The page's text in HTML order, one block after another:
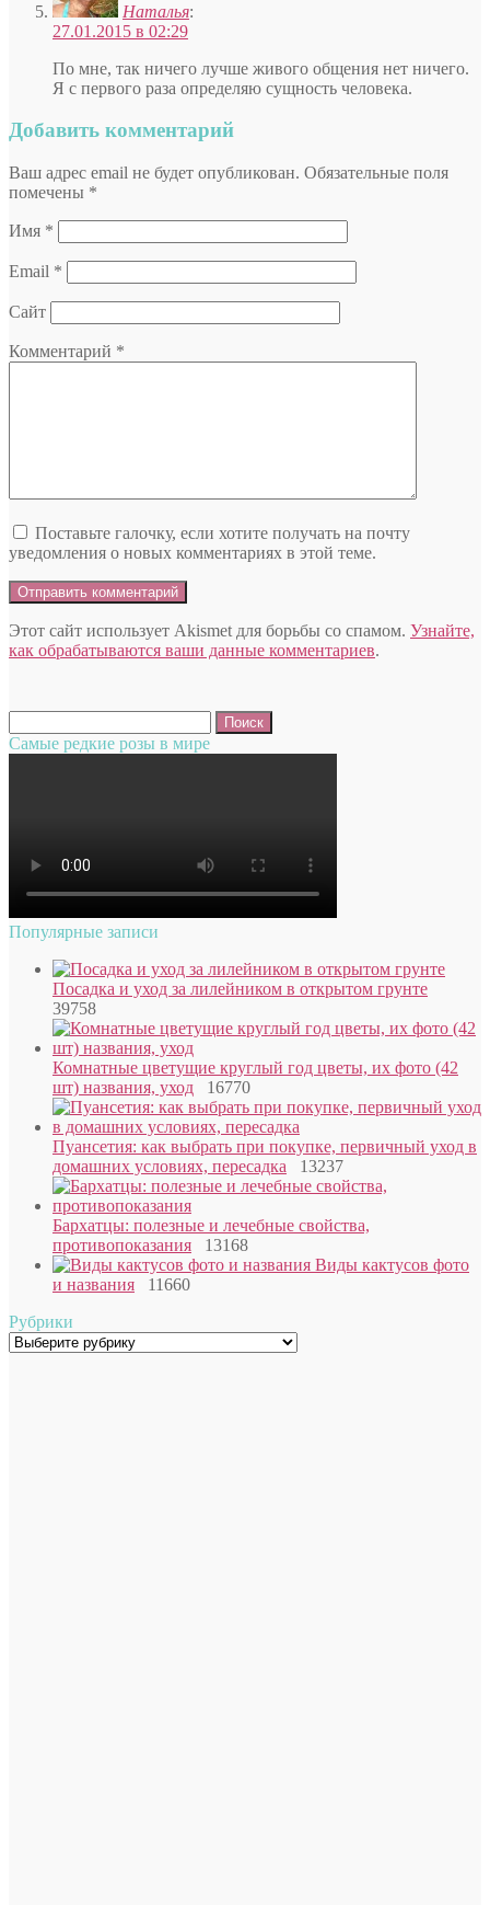
Наталья:
27.01.2015 в 02:29
По мне, так ничего лучше живого общения нет ничего.
Я с первого раза определяю сущность человека.
Добавить комментарий
Ваш адрес email не будет опубликован. Обязательные поля
помечены *
Имя *
Email *
Сайт
Комментарий *
Поставьте галочку, если хотите получать на почту
уведомления о новых комментариях в этой теме.
Этот сайт использует Akismet для борьбы со спамом. Узнайте,
как обрабатываются ваши данные комментариев.
Самые редкие розы в мире
Популярные записи
Посадка и уход за лилейником в открытом грунте
39758
Комнатные цветущие круглый год цветы, их фото (42
шт) названия, уход
16770
Пуансетия: как выбрать при покупке, первичный уход в
домашних условиях, пересадка
13237
Бархатцы: полезные и лечебные свойства,
противопоказания
13168
Виды кактусов фото
и названия
11660
Рубрики
Рубрики